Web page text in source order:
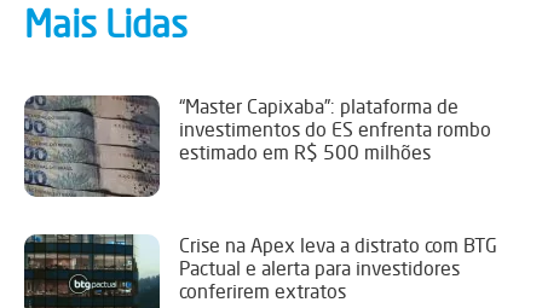
Mais Lidas
“Master Capixaba”: plataforma de
investimentos do ES enfrenta rombo
estimado em R$ 500 milhões
Crise na Apex leva a distrato com BTG
Pactual e alerta para investidores
conferirem extratos